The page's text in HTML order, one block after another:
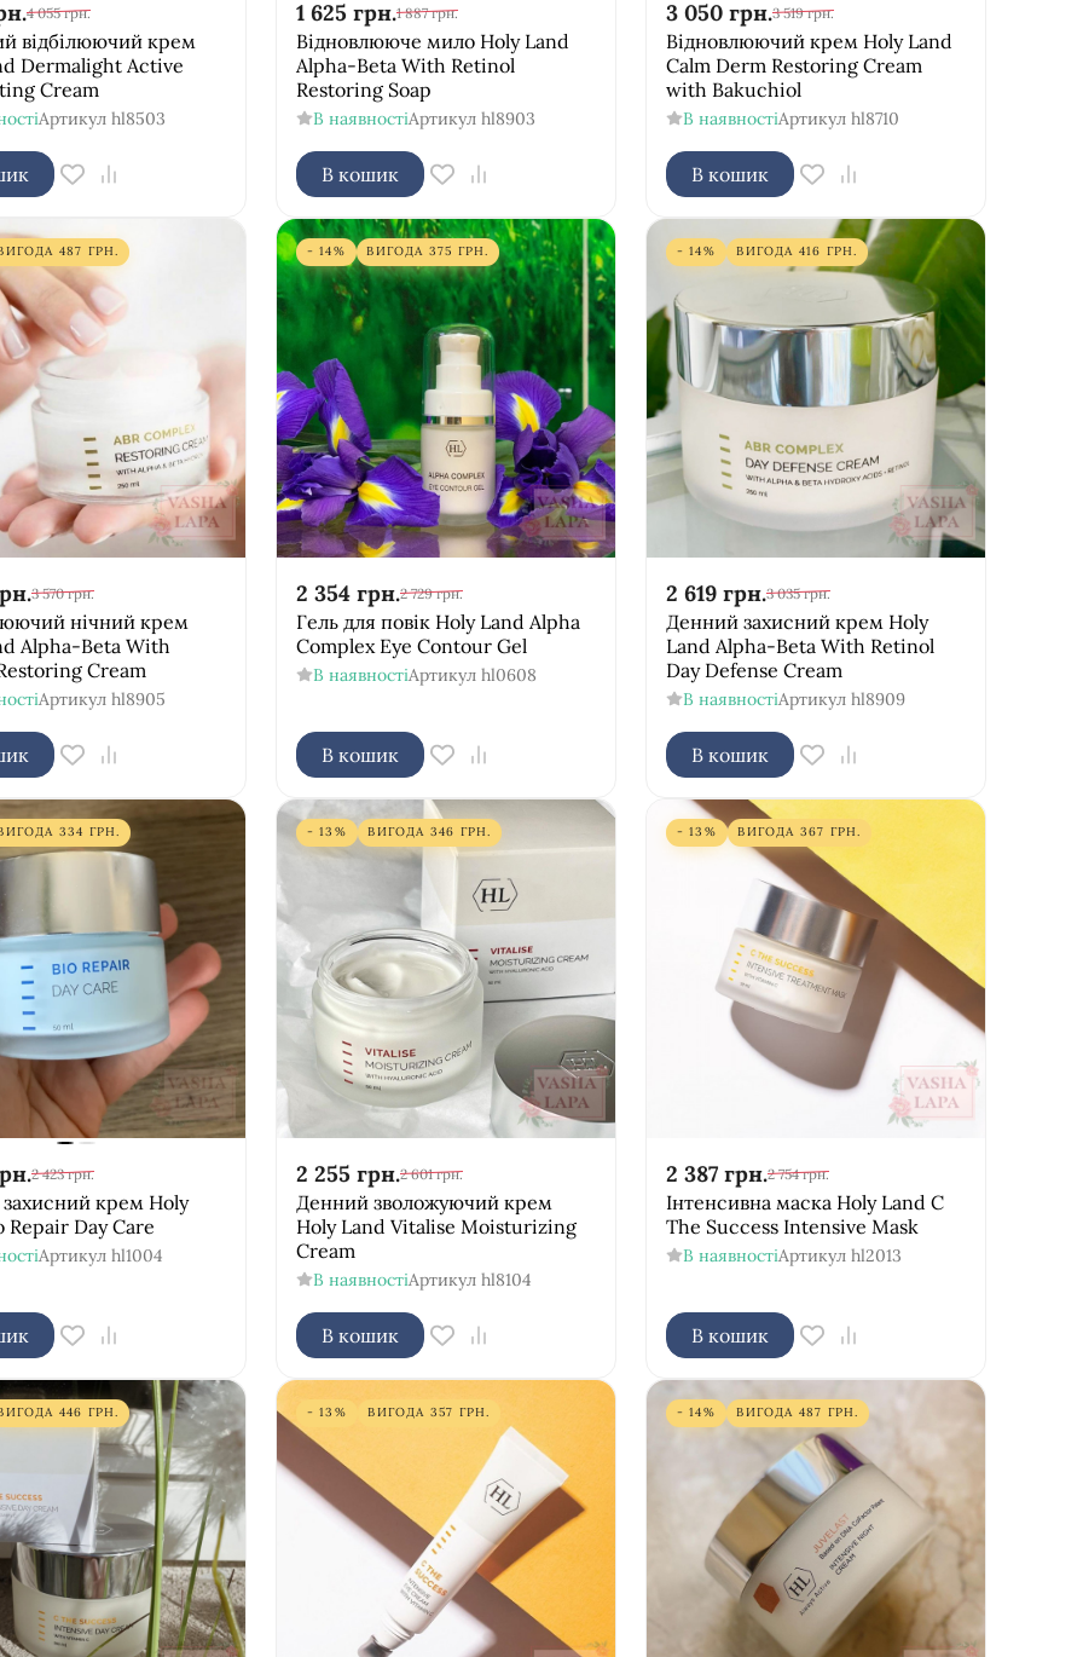
4 055 грн.
відбілюючий крем
Dermalight Active
Cream
Артикул hl8503
1 625 грн.1 887 грн.
Відновлююче мило Holy Land
Alpha-Beta With Retinol
Restoring Soap
В наявностіАртикул hl8903
В кошик
3 050 грн.3 519 грн.
Відновлюючий крем Holy Land
Calm Derm Restoring Cream
with Bakuchiol
В наявностіАртикул hl8710
В кошик
487 ГРН.
3 570 грн.
нічний крем
Alpha-Beta With
Cream
Артикул hl8905
- 14% ВИГОДА 375 ГРН.
2 354 грн.2 729 грн.
Гель для повік Holy Land Alpha
Complex Eye Contour Gel
В наявностіАртикул hl0608
В кошик
- 14% ВИГОДА 416 ГРН.
2 619 грн.3 035 грн.
Денний захисний крем Holy
Land Alpha-Beta With Retinol
Day Defense Cream
В наявностіАртикул hl8909
В кошик
334 ГРН.
2 423 грн.
крем Holy
Repair Day Care
Артикул hl1004
- 13% ВИГОДА 346 ГРН.
2 255 грн.2 601 грн.
Денний зволожуючий крем
Holy Land Vitalise Moisturizing
Cream
В наявностіАртикул hl8104
В кошик
- 13% ВИГОДА 367 ГРН.
2 387 грн.2 754 грн.
Інтенсивна маска Holy Land C
The Success Intensive Mask
В наявностіАртикул hl2013
В кошик
446 ГРН. - 13% ВИГОДА 357 ГРН. - 14% ВИГОДА 487 ГРН.